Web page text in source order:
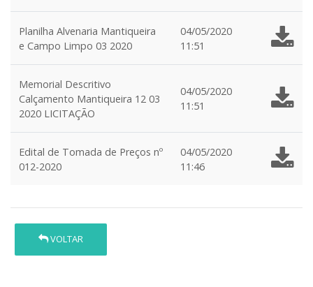
Planilha Alvenaria Mantiqueira
e Campo Limpo 03 2020
04/05/2020
11:51
Memorial Descritivo
Calçamento Mantiqueira 12 03
2020 LICITAÇÃO
04/05/2020
11:51
Edital de Tomada de Preços nº
012-2020
04/05/2020
11:46
VOLTAR